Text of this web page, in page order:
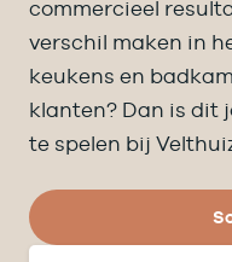
commercieel
verschil maken in
keukens en
klanten? Dan is dit
te spelen bij